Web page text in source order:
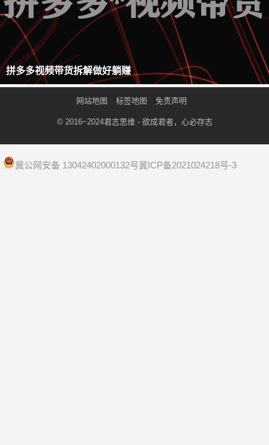
拼多多视频带货拆解做好躺赚
网站地图 标签地图 免责声明
© 2016~2024君志思维- 欲成君者，心必存志
冀公网安备 13042402000132号冀ICP备2021024218号-3